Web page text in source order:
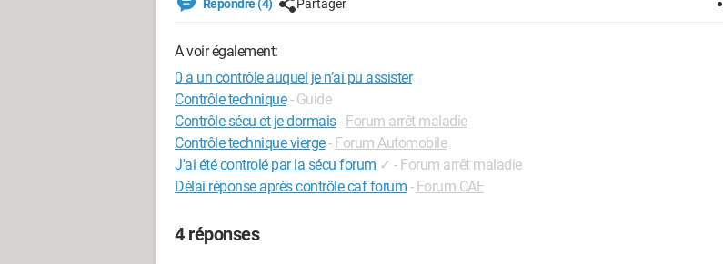
Répondre (4) Partager
A voir également:
0 a un contrôle auquel je n’ai pu assister
Contrôle technique - Guide
Contrôle sécu et je dormais- Forum arrêt maladie
Contrôle technique vierge- Forum Automobile
J'ai été controlé par la sécu forum ✓ - Forum arrêt maladie
Délai réponse après contrôle caf forum - Forum CAF
4 réponses